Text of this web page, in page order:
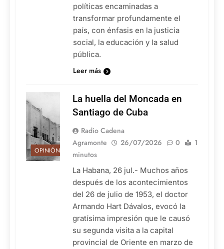
políticas encaminadas a
transformar profundamente el
país, con énfasis en la justicia
social, la educación y la salud
pública.
Leer más
OPINIÓN
La huella del Moncada en
Santiago de Cuba
Radio Cadena
Agramonte
26/07/2026 0
1
minutos
La Habana, 26 jul.- Muchos años
después de los acontecimientos
del 26 de julio de 1953, el doctor
Armando Hart Dávalos, evocó la
gratísima impresión que le causó
su segunda visita a la capital
provincial de Oriente en marzo de